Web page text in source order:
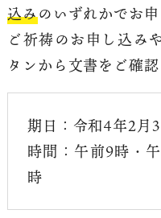
込みのいずれかでお申
ご祈祷のお申し込み
タンから文書をご確認
期日：令和4年2月3
時間：午前9時・
時